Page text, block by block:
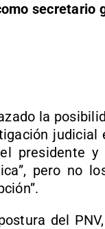
secretario
la
judicial
presidente y
pero no
del